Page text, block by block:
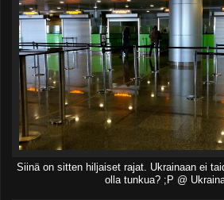
Siinä on sitten hiljaiset rajat. Ukrainaan ei
olla tunkua? ;P @